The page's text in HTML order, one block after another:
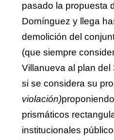
pasado la propuesta
Domínguez y llega
demolición del
(que siempre
Villanueva al plan del
si se considera su
violación)
prismáticos
institucionales